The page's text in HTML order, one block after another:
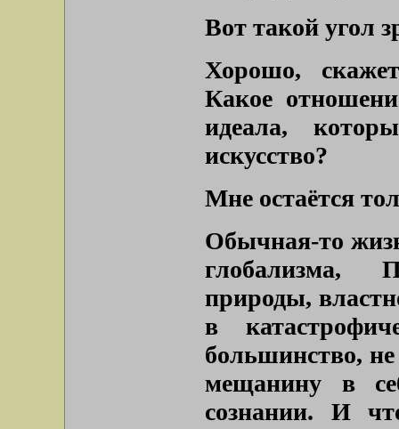
Вот такой угол
Хорошо,
Какое
идеала,
искусство?
Мне остаётся
Обычная-то
глобализма,
природы,
в
большинство,
мещанину в
сознании. И